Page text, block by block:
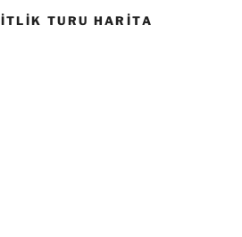
TURU HARITA